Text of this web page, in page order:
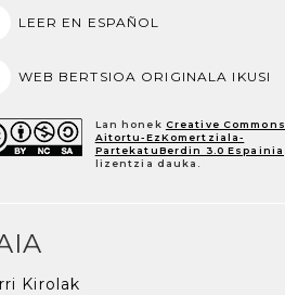
LEER EN ESPAÑOL
WEB BERTSIOA ORIGINALA IKUSI
Lan honek Creative Commons
Aitortu-EzKomertziala-
PartekatuBerdin 3.0 Espainia
lizentzia dauka.
Kirolak